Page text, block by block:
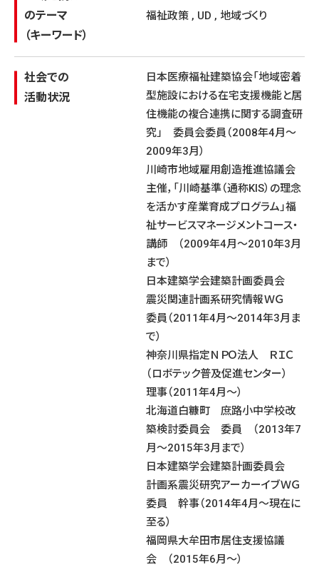
のテーマ
（キーワード）
福祉政策 , UD , 地域づくり
社会での
活動状況
日本医療福祉建築協会「地域密着
型施設における在宅支援機能と居
住機能の複合連携に関する調査研
究」 委員会委員（2008年4月〜
2009年3月）
川崎市地域雇用創造推進協議会
主催，「川崎基準（通称KIS）の理念
を活かす産業育成プログラム」福
祉サービスマネージメントコース・
講師 （2009年4月〜2010年3月
まで）
日本建築学会建築計画委員会
震災関連計画系研究情報ＷＧ
委員（2011年4月〜2014年3月ま
で）
神奈川県指定ＮＰＯ法人 ＲＩＣ
（ロボテック普及促進センター）
理事（2011年4月〜）
北海道白糠町 庶路小中学校改
築検討委員会 委員 （2013年7
月〜2015年3月まで）
日本建築学会建築計画委員会
計画系震災研究アーカーイブＷＧ
委員 幹事（2014年4月〜現在に
至る）
福岡県大牟田市居住支援協議
会 （2015年6月〜）